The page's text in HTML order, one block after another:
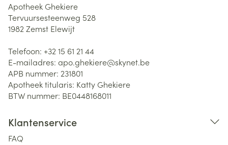
Apotheek Ghekiere
Tervuursesteenweg 528
1982 Zemst Elewijt
Telefoon: +32 15 61 21 44
E-mailadres: apo.ghekiere@skynet.be
APB nummer: 231801
Apotheek titularis: Katty Ghekiere
BTW nummer: BE0448168011
Klantenservice
FAQ